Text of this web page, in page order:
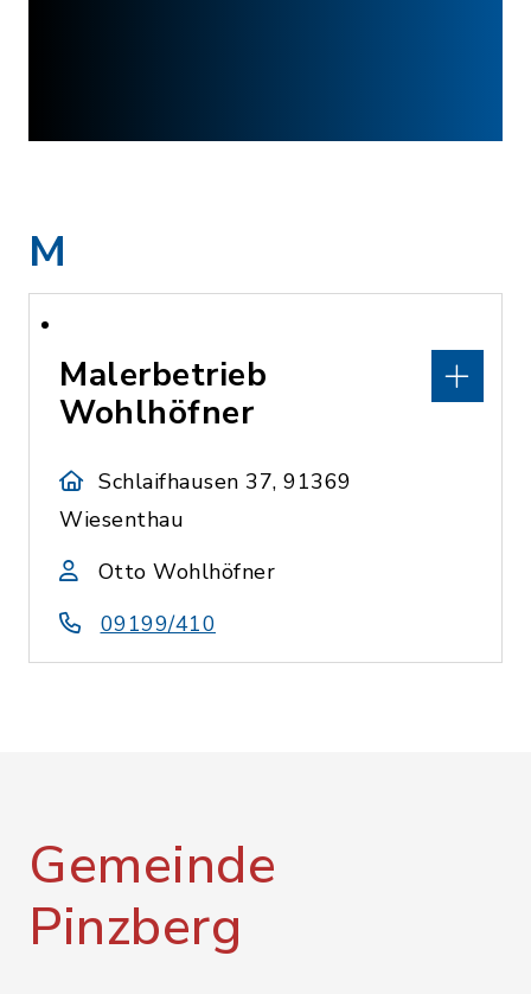
M
Malerbetrieb
Wohlhöfner
Schlaifhausen 37, 91369
Wiesenthau
Otto Wohlhöfner
09199/410
Gemeinde
Pinzberg